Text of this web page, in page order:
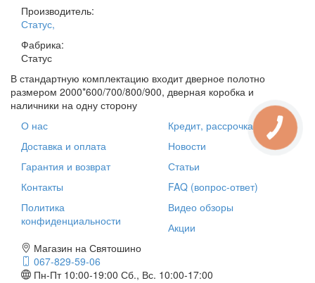
Производитель:
Статус,
Фабрика:
Статус
В стандартную комплектацию входит дверное полотно
размером 2000*600/700/800/900, дверная коробка и
наличники на одну сторону
О нас
Доставка и оплата
Гарантия и возврат
Контакты
Политика
конфиденциальности
Кредит, рассрочка
Новости
Статьи
FAQ (вопрос-ответ)
Видео обзоры
Акции
Магазин на Святошино
067-829-59-06
Пн-Пт 10:00-19:00 Сб., Вс. 10:00-17:00